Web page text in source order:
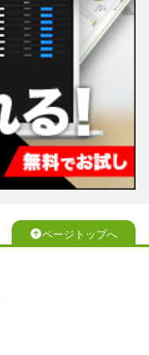
ページトップへ